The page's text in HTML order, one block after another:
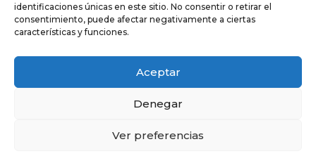
identificaciones únicas en este sitio. No consentir o retirar el
consentimiento, puede afectar negativamente a ciertas
características y funciones.
Aceptar
Denegar
Ver preferencias
CRÉDITOS – TARJETAS REVOLVING
FALSOS CORREOS ELECTRÓNICOS CON
AVISOS DE COBRO DE ERTE
Trixma
Aviso Legal y